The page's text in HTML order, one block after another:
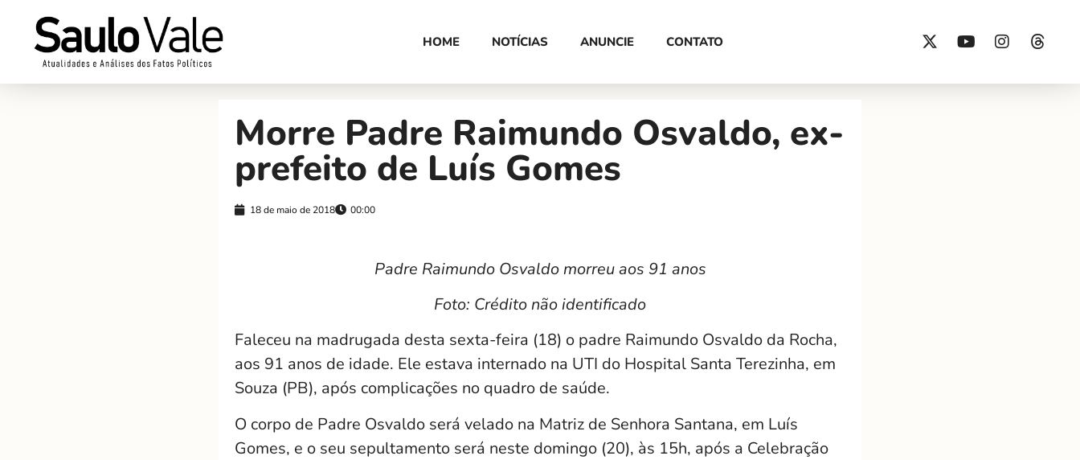
HOME NOTÍCIAS ANUNCIE CONTATO
Morre Padre Raimundo Osvaldo, ex-
prefeito de Luís Gomes
18 de maio de 2018 00:00
Padre Raimundo Osvaldo morreu aos 91 anos
Foto: Crédito não identificado
Faleceu na madrugada desta sexta-feira (18) o padre Raimundo Osvaldo da Rocha,
aos 91 anos de idade. Ele estava internado na UTI do Hospital Santa Terezinha, em
Souza (PB), após complicações no quadro de saúde.
O corpo de Padre Osvaldo será velado na Matriz de Senhora Santana, em Luís
Gomes, e o seu sepultamento será neste domingo (20), às 15h, após a Celebração